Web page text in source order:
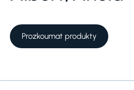
Prozkoumat produkty